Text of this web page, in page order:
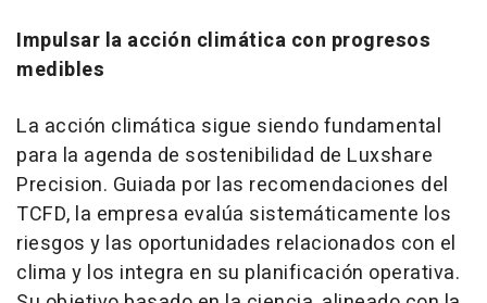
Impulsar la acción climática con progresos
medibles
La acción climática sigue siendo fundamental
para la agenda de sostenibilidad de Luxshare
Precision. Guiada por las recomendaciones del
TCFD, la empresa evalúa sistemáticamente los
riesgos y las oportunidades relacionados con el
clima y los integra en su planificación operativa.